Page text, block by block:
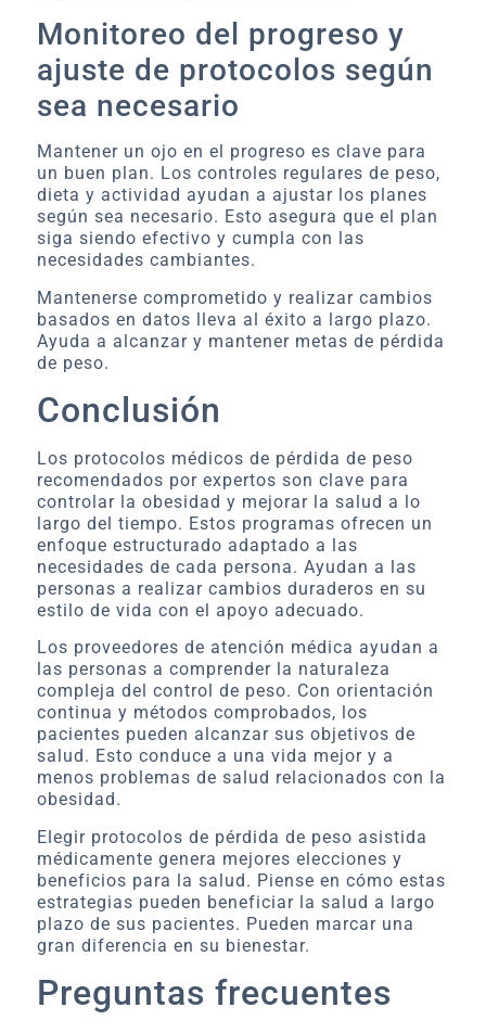
Monitoreo del progreso y
ajuste de protocolos según
sea necesario
Mantener un ojo en el progreso es clave para
un buen plan. Los controles regulares de peso,
dieta y actividad ayudan a ajustar los planes
según sea necesario. Esto asegura que el plan
siga siendo efectivo y cumpla con las
necesidades cambiantes.
Mantenerse comprometido y realizar cambios
basados en datos lleva al éxito a largo plazo.
Ayuda a alcanzar y mantener metas de pérdida
de peso.
Conclusión
Los protocolos médicos de pérdida de peso
recomendados por expertos son clave para
controlar la obesidad y mejorar la salud a lo
largo del tiempo. Estos programas ofrecen un
enfoque estructurado adaptado a las
necesidades de cada persona. Ayudan a las
personas a realizar cambios duraderos en su
estilo de vida con el apoyo adecuado.
Los proveedores de atención médica ayudan a
las personas a comprender la naturaleza
compleja del control de peso. Con orientación
continua y métodos comprobados, los
pacientes pueden alcanzar sus objetivos de
salud. Esto conduce a una vida mejor y a
menos problemas de salud relacionados con la
obesidad.
Elegir protocolos de pérdida de peso asistida
médicamente genera mejores elecciones y
beneficios para la salud. Piense en cómo estas
estrategias pueden beneficiar la salud a largo
plazo de sus pacientes. Pueden marcar una
gran diferencia en su bienestar.
Preguntas frecuentes